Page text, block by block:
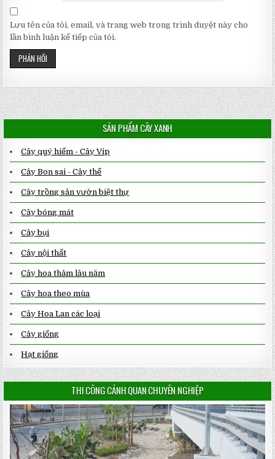
Lưu tên của tôi, email, và trang web trong trình duyệt này cho
lần bình luận kế tiếp của tôi.
SẢN PHẨM CÂY XANH
Cây quý hiếm - Cây Vip
Cây Bon sai - Cây thế
Cây trồng sân vườn biệt thự
Cây bóng mát
Cây bụi
Cây nội thất
Cây hoa thảm lâu năm
Cây hoa theo mùa
Cây Hoa Lan các loại
Cây giống
Hạt giống
THI CÔNG CẢNH QUAN CHUYÊN NGHIỆP